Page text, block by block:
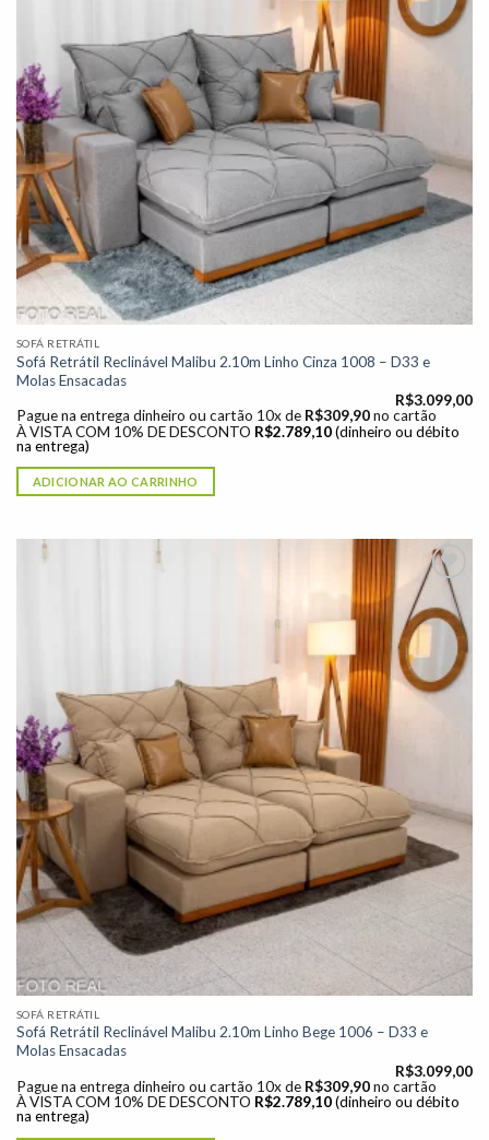
SOFÁ RETRÁTIL
Sofá Retrátil Reclinável Malibu 2.10m Linho Cinza 1008 – D33 e
Molas Ensacadas
R$3.099,00
Pague na entrega dinheiro ou cartão 10x de R$309,90 no cartão
À VISTA COM 10% DE DESCONTO R$2.789,10 (dinheiro ou débito
na entrega)
ADICIONAR AO CARRINHO
Adicionar
à lista de
desejos"
SOFÁ RETRÁTIL
Sofá Retrátil Reclinável Malibu 2.10m Linho Bege 1006 – D33 e
Molas Ensacadas
R$3.099,00
Pague na entrega dinheiro ou cartão 10x de R$309,90 no cartão
À VISTA COM 10% DE DESCONTO R$2.789,10 (dinheiro ou débito
na entrega)